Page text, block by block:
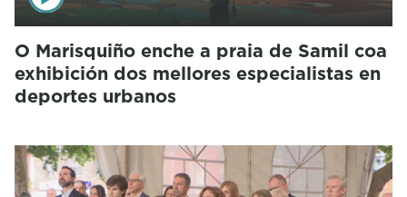
O Marisquiño enche a praia de Samil coa
exhibición dos mellores especialistas en
deportes urbanos